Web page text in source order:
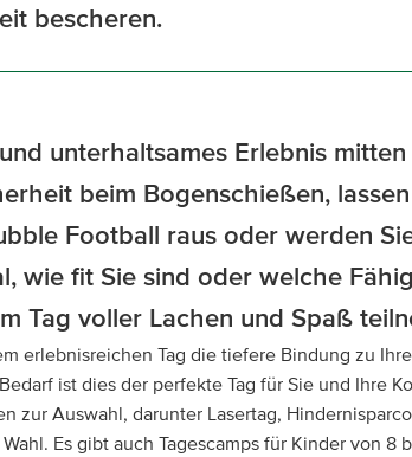
bescheren.
unterhaltsames Erlebnis
beim Bogenschießen,
Football raus oder werden
wie fit Sie sind oder welche
Tag voller Lachen und Spaß
erlebnisreichen Tag die tiefere Bindung zu
ist dies der perfekte Tag für Sie und Ihre
zur Auswahl, darunter Lasertag,
Es gibt auch Tagescamps für Kinder von 8